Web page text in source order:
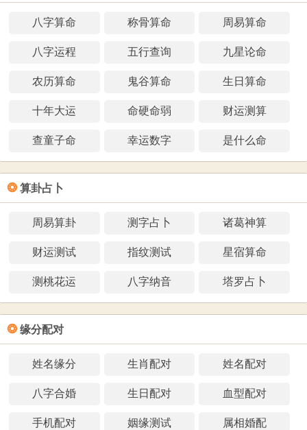
八字算命 称骨算命 周易算命
八字运程 五行查询 九星论命
农历算命 鬼谷算命 生日算命
十年大运 命硬命弱 财运测算
查童子命 幸运数字 是什么命
❂ 算卦占卜
周易算卦 测字占卜 诸葛神算
财运测试 指纹测试 星宿算命
测桃花运 八字纳音 塔罗占卜
❂ 缘分配对
姓名缘分 生肖配对 姓名配对
八字合婚 生日配对 血型配对
手机配对 姻缘测试 属相婚配